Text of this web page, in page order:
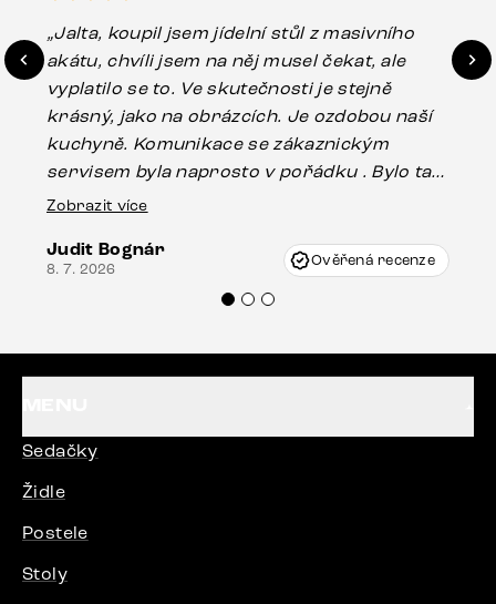
„Jalta, koupil jsem jídelní stůl z masivního
akátu, chvíli jsem na něj musel čekat, ale
vyplatilo se to. Ve skutečnosti je stejně
krásný, jako na obrázcích. Je ozdobou naší
kuchyně. Komunikace se zákaznickým
servisem byla naprosto v pořádku . Bylo tam
drobné poškození u nohy stolu, které mohlo
Vincze mi velmi korektně vyšli vstříc.
Doporučuji produkty Delife všem.“
Zobrazit více
Judit Bognár
8. 7. 2026 Ověřená recenze
Sedačky
Židle
Postele
Stoly